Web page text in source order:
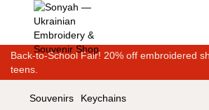
Back-to-School Fair! 20% off embroidered
teens.
Souvenirs Keychains